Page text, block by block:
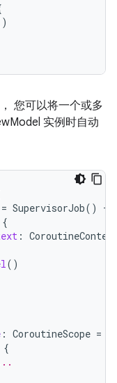
您可以将一个或多
实例时自动
= SupervisorJob() +
{
:
()
: CoroutineScope =
{